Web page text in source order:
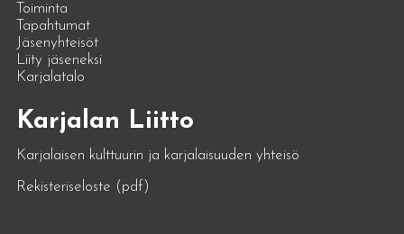
Toiminta
Tapahtumat
Jäsenyhteisöt
Liity jäseneksi
Karjalatalo
Karjalan Liitto
Karjalaisen kulttuurin ja karjalaisuuden yhteisö
Rekisteriseloste (pdf)